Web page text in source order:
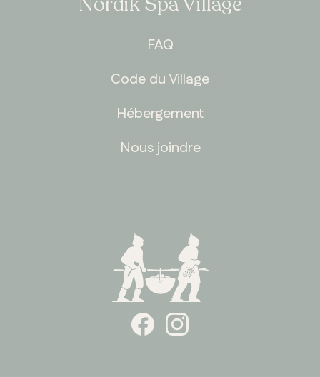
FAQ
Code du Village
Hébergement
Nous joindre